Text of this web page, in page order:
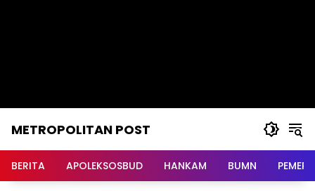
METROPOLITAN POST
BERITA APOLEKSOSBUD HANKAM BUMN